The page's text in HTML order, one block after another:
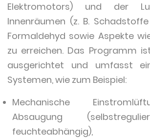
Elektromotors) und der
Innenräumen (z. B.
Formaldehyd sowie Aspekte
zu erreichen. Das Programm
ausgerichtet und umfasst
Systemen, wie zum Beispiel:
Mechanische
Absaugung
feuchteabhängig),